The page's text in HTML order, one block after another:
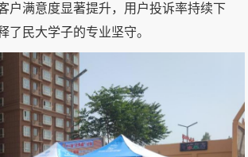
户满意度显著提升，用户投诉率持续下
了民大学子的专业坚守。